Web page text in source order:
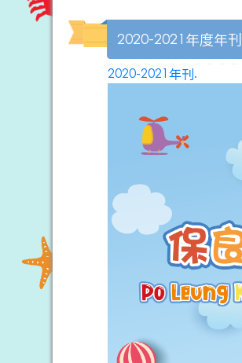
2020-2021年度年刊
2020-2021年刊.